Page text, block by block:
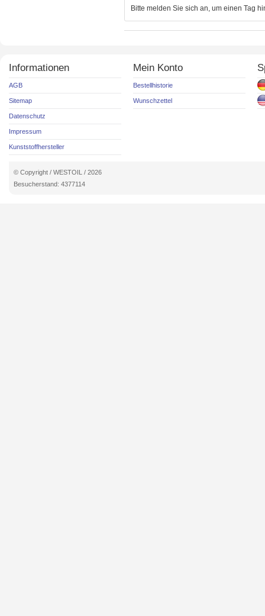
Bitte melden Sie sich an, um einen Tag
Informationen
AGB
Sitemap
Datenschutz
Impressum
Kunststoffhersteller
Mein Konto
Bestellhistorie
Wunschzettel
© Copyright / WESTOIL / 2026
Besucherstand: 4377114